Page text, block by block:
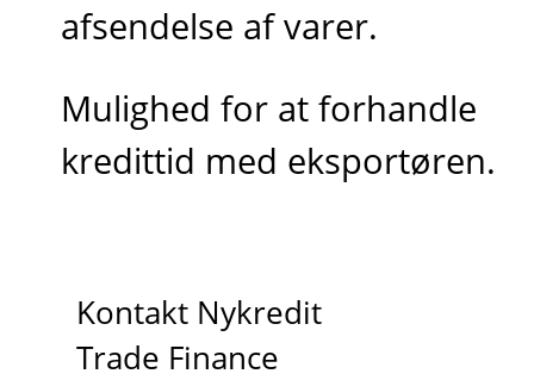
afsendelse af varer.
Mulighed for at forhandle
kredittid med eksportøren.
Kontakt Nykredit
Trade Finance